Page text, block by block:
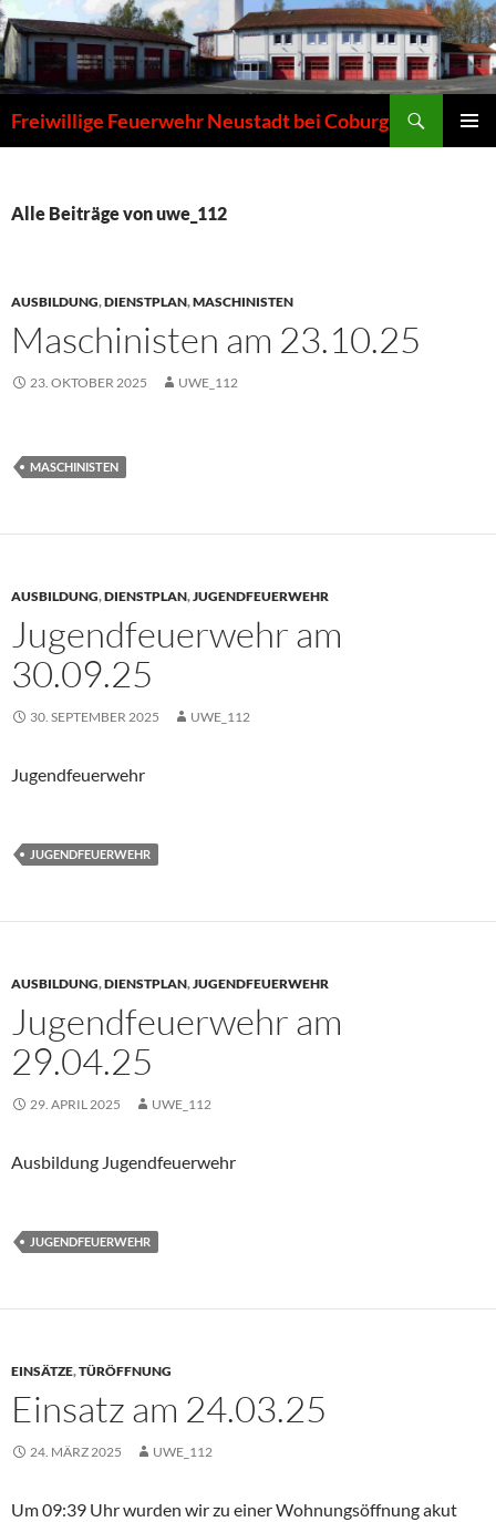
Zum
Inhalt
springen
Freiwillige Feuerwehr Neustadt bei Coburg
Alle Beiträge von uwe_112
AUSBILDUNG,DIENSTPLAN,MASCHINISTEN
Maschinisten am 23.10.25
23. OKTOBER 2025 UWE_112
MASCHINISTEN
AUSBILDUNG,DIENSTPLAN,JUGENDFEUERWEHR
Jugendfeuerwehr am
30.09.25
30. SEPTEMBER 2025 UWE_112
Jugendfeuerwehr
JUGENDFEUERWEHR
AUSBILDUNG,DIENSTPLAN,JUGENDFEUERWEHR
Jugendfeuerwehr am
29.04.25
29. APRIL 2025 UWE_112
Ausbildung Jugendfeuerwehr
JUGENDFEUERWEHR
EINSÄTZE,TÜRÖFFNUNG
Einsatz am 24.03.25
24. MÄRZ 2025 UWE_112
Um 09:39 Uhr wurden wir zu einer Wohnungsöffnung akut